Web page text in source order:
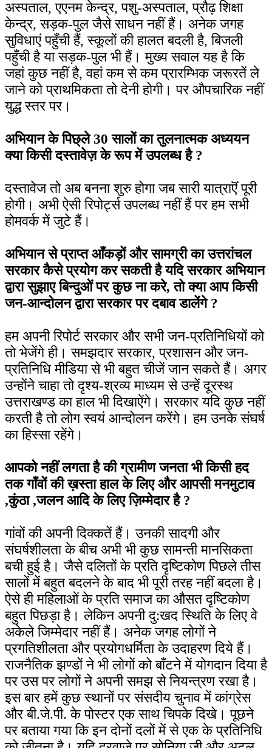
अस्पताल, एएनम केन्द्र, पशु-अस्पताल, प्रौढ़ शिक्षा
केन्द्र, सड़क-पुल जैसे साधन नहीं हैं। अनेक जगह
सुविधाएं पहुँची हैं, स्कूलों की हालत बदली है, बिजली
पहुँची है या सड़क-पुल भी हैं। मुख्य सवाल यह है कि
जहां कुछ नहीं है, वहां कम से कम प्रारम्भिक जरूरतें ले
जाने को प्राथमिकता तो देनी होगी। पर औपचारिक नहीं
युद्ध स्तर पर।
अभियान के पिछ्ले 30 सालों का तुलनात्मक अध्ययन
क्या किसी दस्तावेज़ के रूप में उपलब्ध है ?
दस्तावेज तो अब बनना शुरु होगा जब सारी यात्राऎं पूरी
होगी। अभी ऐसी रिपोर्ट्स उपलब्ध नहीं हैं पर हम सभी
होमवर्क में जुटे हैं।
अभियान से प्राप्त आँकड़ों और सामग्री का उत्तरांचल
सरकार कैसे प्रयोग कर सकती है यदि सरकार अभियान
द्वारा सुझाए बिन्दुओं पर कुछ ना करे, तो क्या आप किसी
जन-आन्दोलन द्वारा सरकार पर दबाव डालेंगे ?
हम अपनी रिपोर्ट सरकार और सभी जन-प्रतिनिधियों को
तो भेजेंगे ही। समझदार सरकार, प्रशासन और जन-
प्रतिनिधि मीडिया से भी बहुत चीजें जान सकते हैं। अगर
उन्होंने चाहा तो दृश्य-श्रव्य माध्यम से उन्हें दूरस्थ
उत्तराखण्ड का हाल भी दिखाऐंगे। सरकार यदि कुछ नहीं
करती है तो लोग स्वयं आन्दोलन करेंगे। हम उनके संघर्ष
का हिस्सा रहेंगे।
आपको नहीं लगता है की ग्रामीण जनता भी किसी हद
तक गाँवों की ख़स्ता हाल के लिए और आपसी मनमुटाव
,कुंठा ,जलन आदि के लिए ज़िम्मेदार है ?
गांवों की अपनी दिक्कतें हैं। उनकी सादगी और
संघर्षशीलता के बीच अभी भी कुछ सामन्ती मानसिकता
बची हुई है। जैसे दलितों के प्रति दृष्टिकोण पिछले तीस
सालों में बहुत बदलने के बाद भी पूरी तरह नहीं बदला है।
ऐसे ही महिलाओं के प्रति समाज का औसत दृष्टिकोण
बहुत पिछड़ा है। लेकिन अपनी दु:खद स्थिति के लिए वे
अकेले जिम्मेदार नहीं हैं। अनेक जगह लोगों ने
प्रगतिशीलता और प्रयोगधर्मिता के उदाहरण दिये हैं।
राजनैतिक झण्डों ने भी लोगों को बाँटने में योगदान दिया है
पर उस पर लोगों ने अपनी समझ से नियन्त्रण रखा है।
इस बार हमें कुछ स्थानों पर संसदीय चुनाव में कांग्रेस
और बी.जे.पी. के पोस्टर एक साथ चिपके दिखे। पूछने
पर बताया गया कि इन दोनों दलों में से एक के प्रतिनिधि